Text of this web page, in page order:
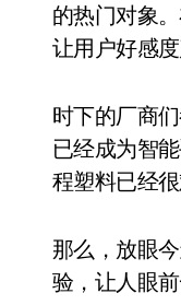
的热门对象
让用户好感度
时下的厂商
已经成为智
程塑料已经
那么，放眼
验，让人眼